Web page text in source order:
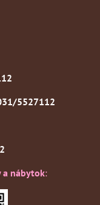
5527112
a nábytok: